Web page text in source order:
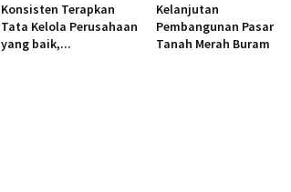
Konsisten Terapkan
Tata Kelola Perusahaan
yang baik,...
Kelanjutan
Pembangunan Pasar
Tanah Merah Buram